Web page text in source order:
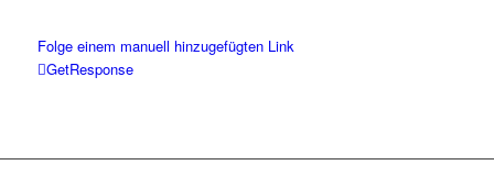
Folge einem manuell hinzugefügten Link
GetResponse